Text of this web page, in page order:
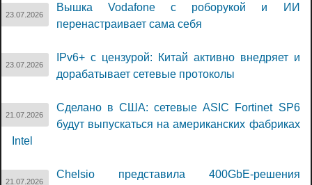
23.07.2026
Вышка Vodafone с роборукой и ИИ
перенастраивает сама себя
23.07.2026
IPv6+ с цензурой: Китай активно внедряет и
дорабатывает сетевые протоколы
21.07.2026
Сделано в США: сетевые ASIC Fortinet SP6
будут выпускаться на американских фабриках
Intel
21.07.2026
Chelsio представила 400GbE-решения